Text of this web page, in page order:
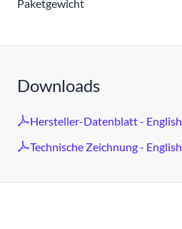
Paketgewicht
Downloads
Hersteller-Datenblatt - English
Technische Zeichnung - English